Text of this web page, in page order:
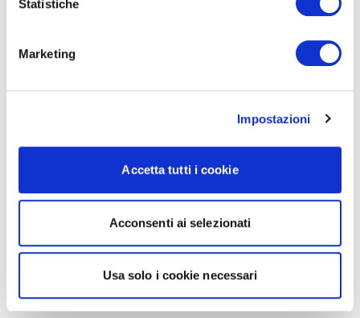
Statistiche
Marketing
Impostazioni
Accetta tutti i cookie
Acconsenti ai selezionati
Usa solo i cookie necessari